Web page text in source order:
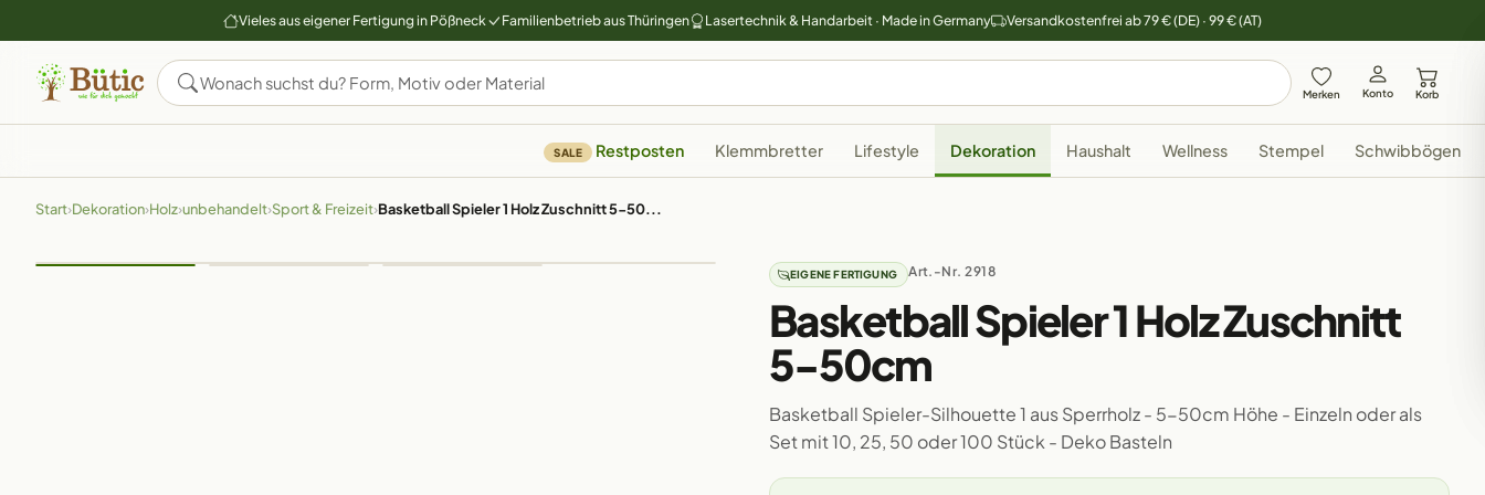
Vieles aus eigener Fertigung in Pößneck Familienbetrieb aus Thüringen Lasertechnik & Handarbeit · Made in Germany Versandkostenfrei ab 79 € (DE) · 99 € (AT)
Merken Konto Korb
SALE Restposten Klemmbretter Lifestyle Dekoration Haushalt Wellness Stempel Schwibbögen
Start›Dekoration›Holz›unbehandelt›Sport & Freizeit›Basketball Spieler 1 Holz Zuschnitt 5-50...
EIGENE FERTIGUNG Art.-Nr. 2918
Basketball Spieler 1 Holz Zuschnitt
5-50cm
Basketball Spieler-Silhouette 1 aus Sperrholz - 5-50cm Höhe - Einzeln oder als
Set mit 10, 25, 50 oder 100 Stück - Deko Basteln